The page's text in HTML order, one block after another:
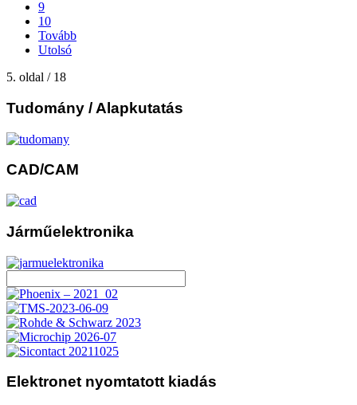
9
10
Tovább
Utolsó
5. oldal / 18
Tudomány / Alapkutatás
CAD/CAM
Járműelektronika
Elektronet nyomtatott kiadás